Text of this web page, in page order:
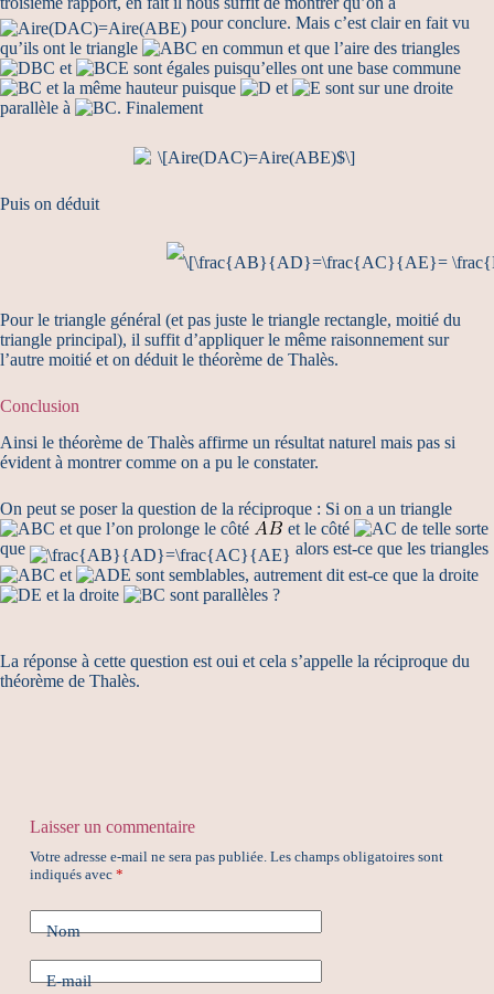
pour conclure. Mais c’est clair en fait vu
qu’ils ont le triangle
en commun et que l’aire des triangles
et
sont égales puisqu’elles ont une base commune
et la même hauteur puisque
et
sont sur une droite
parallèle à
. Finalement
Puis on déduit
Pour le triangle général (et pas juste le triangle rectangle, moitié du
triangle principal), il suffit d’appliquer le même raisonnement sur
l’autre moitié et on déduit le théorème de Thalès.
Conclusion
Ainsi le théorème de Thalès affirme un résultat naturel mais pas si
évident à montrer comme on a pu le constater.
On peut se poser la question de la réciproque : Si on a un triangle
et que l’on prolonge le côté
et le côté
de telle sorte
que
alors est-ce que les triangles
et
sont semblables, autrement dit est-ce que la droite
et la droite
sont parallèles ?
La réponse à cette question est oui et cela s’appelle la réciproque du
théorème de Thalès.
Laisser un commentaire
Votre adresse e-mail ne sera pas publiée. Les champs obligatoires sont
indiqués avec *
Nom
E-mail